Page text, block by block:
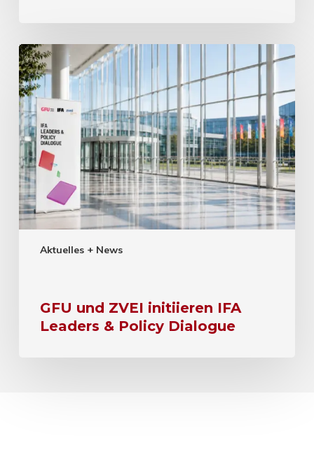
Aktuelles + News
GFU und ZVEI initiieren IFA
Leaders & Policy Dialogue